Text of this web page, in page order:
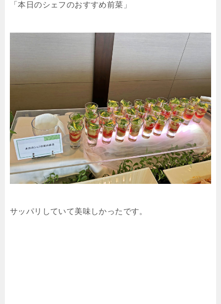
「本日のシェフのおすすめ前菜」
サッパリしていて美味しかったです。